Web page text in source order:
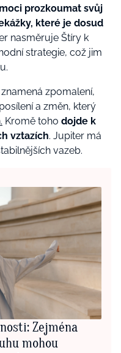
prozkoumat svůj
které je dosud
nasměruje Štíry k
strategie, což jim
zpomalení,
a změn, který
Kromě toho dojde k
vztazích. Jupiter má
vazeb.
Zejména
mohou